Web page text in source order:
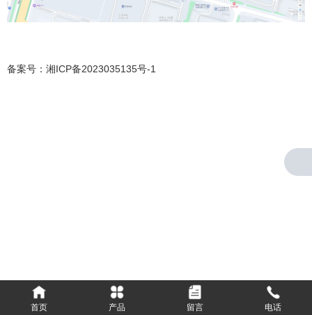
备案号： 湘ICP备2023035135号-1
首页 产品 留言 电话